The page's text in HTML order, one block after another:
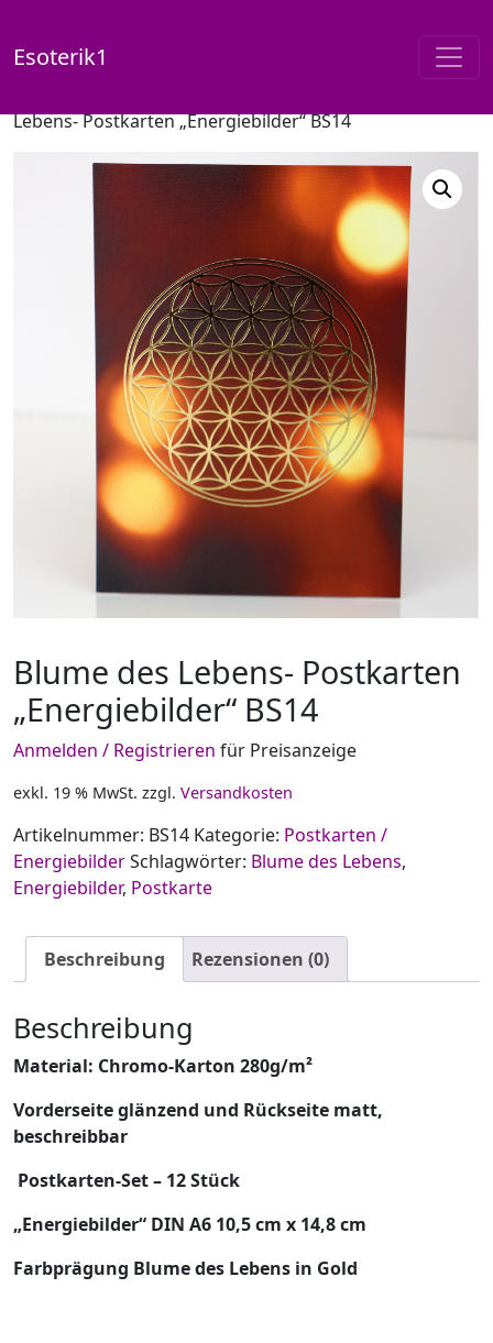
Esoterik1
Lebens- Postkarten „Energiebilder“ BS14
Blume des Lebens- Postkarten
„Energiebilder“ BS14
Anmelden / Registrieren für Preisanzeige
exkl. 19 % MwSt. zzgl. Versandkosten
Artikelnummer: BS14 Kategorie: Postkarten /
EnergiebilderSchlagwörter: Blume des Lebens,
Energiebilder, Postkarte
Beschreibung Rezensionen (0)
Beschreibung
Material: Chromo-Karton 280g/m²
Vorderseite glänzend und Rückseite matt,
beschreibbar
Postkarten-Set – 12 Stück
„Energiebilder“ DIN A6 10,5 cm x 14,8 cm
Farbprägung Blume des Lebens in Gold